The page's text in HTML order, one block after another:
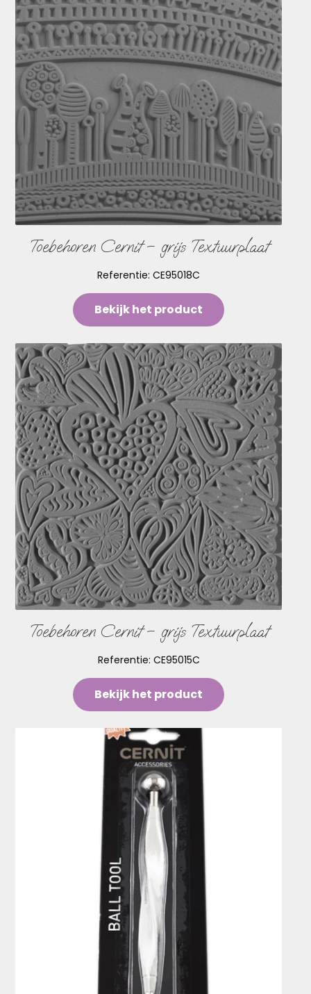
Toebehoren Cernit – grijs Textuurplaat
Referentie: CE95018C
Bekijk het product
Toebehoren Cernit – grijs Textuurplaat
Referentie: CE95015C
Bekijk het product